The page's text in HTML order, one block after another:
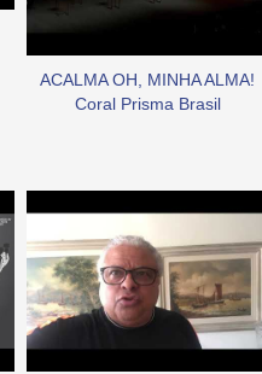
ACALMA OH, MINHA ALMA!
Coral Prisma Brasil